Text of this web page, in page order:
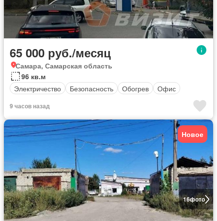
65 000 руб./месяц
Самара, Самарская область
96 кв.м
Электричество
Безопасность Обогрев Офис
9 часов назад
16фото
Новое